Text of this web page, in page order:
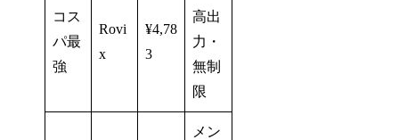
コス
パ最
強
Rovi
x
¥4,78
3
高出
力・
無制
限
メン